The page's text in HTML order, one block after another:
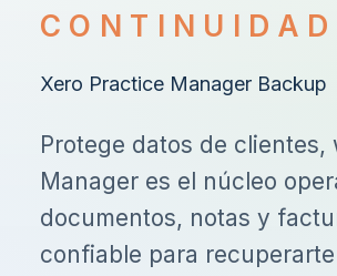
Xero Practice Manager Backup
Protege datos de
Manager es el núcleo
documentos, notas y
confiable para